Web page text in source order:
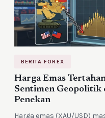
BERITA FOREX
Harga Emas
Sentimen Geopolitik
Penekan
Harga emas (XAU/USD)